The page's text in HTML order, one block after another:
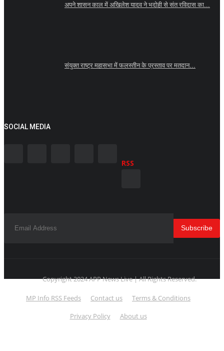
अपने शासन काल में अखिलेश यादव ने भदोही से संत रविदास का...
संयुक्त राष्ट्र महासभा में फलस्तीन के प्रस्ताव पर मतदान...
SOCIAL MEDIA
RSS
Subscribe
Copyright 2024 APP News Live | All Rights Reserved.
MP Info RSS Feeds Contact us
Terms & Conditions
Privacy Policy
About us